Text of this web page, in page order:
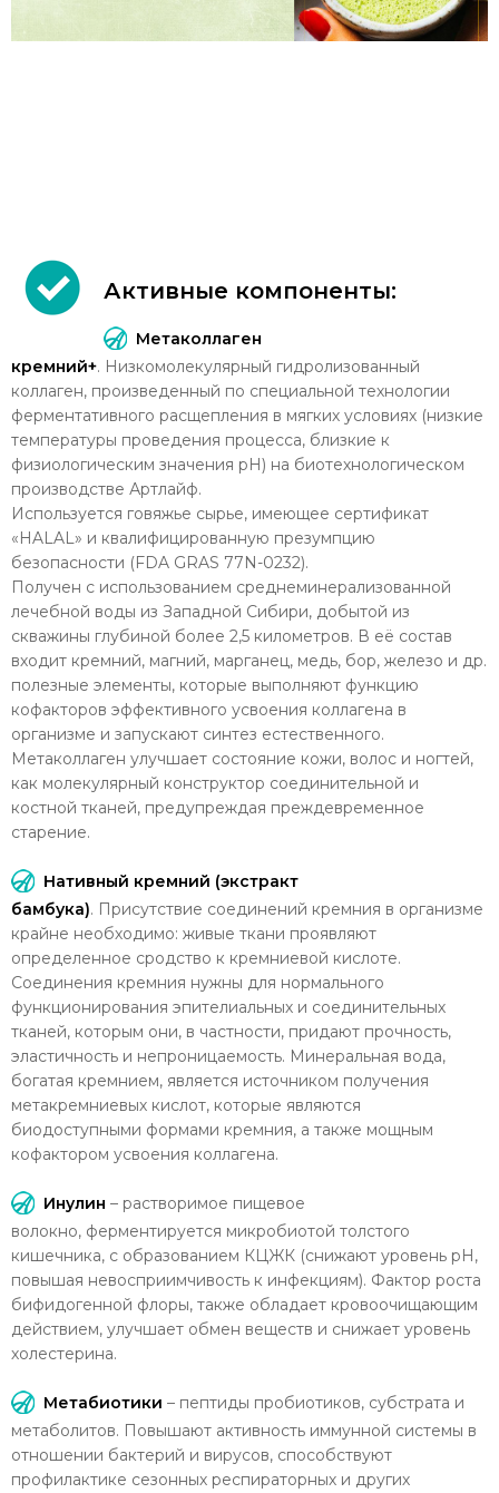
Активные компоненты:
Метаколлаген
кремний+. Низкомолекулярный гидролизованный
коллаген, произведенный по специальной технологии
ферментативного расщепления в мягких условиях (низкие
температуры проведения процесса, близкие к
физиологическим значения рН) на биотехнологическом
производстве Артлайф.
Используется говяжье сырье, имеющее сертификат
«HALAL» и квалифицированную презумпцию
безопасности (FDA GRAS 77N-0232).
Получен с использованием среднеминерализованной
лечебной воды из Западной Сибири, добытой из
скважины глубиной более 2,5 километров. В её состав
входит кремний, магний, марганец, медь, бор, железо и др.
полезные элементы, которые выполняют функцию
кофакторов эффективного усвоения коллагена в
организме и запускают синтез естественного.
Метаколлаген улучшает состояние кожи, волос и ногтей,
как молекулярный конструктор соединительной и
костной тканей, предупреждая преждевременное
старение.
Нативный кремний (экстракт
бамбука). Присутствие соединений кремния в организме
крайне необходимо: живые ткани проявляют
определенное сродство к кремниевой кислоте.
Соединения кремния нужны для нормального
функционирования эпителиальных и соединительных
тканей, которым они, в частности, придают прочность,
эластичность и непроницаемость. Минеральная вода,
богатая кремнием, является источником получения
метакремниевых кислот, которые являются
биодоступными формами кремния, а также мощным
кофактором усвоения коллагена.
Инулин – растворимое пищевое
волокно, ферментируется микробиотой толстого
кишечника, с образованием КЦЖК (снижают уровень рН,
повышая невосприимчивость к инфекциям). Фактор роста
бифидогенной флоры, также обладает кровоочищающим
действием, улучшает обмен веществ и снижает уровень
холестерина.
Метабиотики – пептиды пробиотиков, субстрата и
метаболитов. Повышают активность иммунной системы в
отношении бактерий и вирусов, способствуют
профилактике сезонных респираторных и других